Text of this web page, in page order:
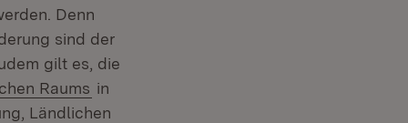
Denn
sind der
gilt es, die
Raums (Öffnet in neuem Fenster)
in
Ländlichen